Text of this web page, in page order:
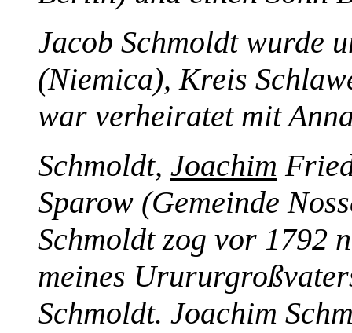
Jacob Schmoldt wurde
(Niemica), Kreis
war verheiratet mit
Schmoldt, Joachim
Sparow (Gemeinde
Schmoldt zog vor 1792
meines
Schmoldt. Joachim